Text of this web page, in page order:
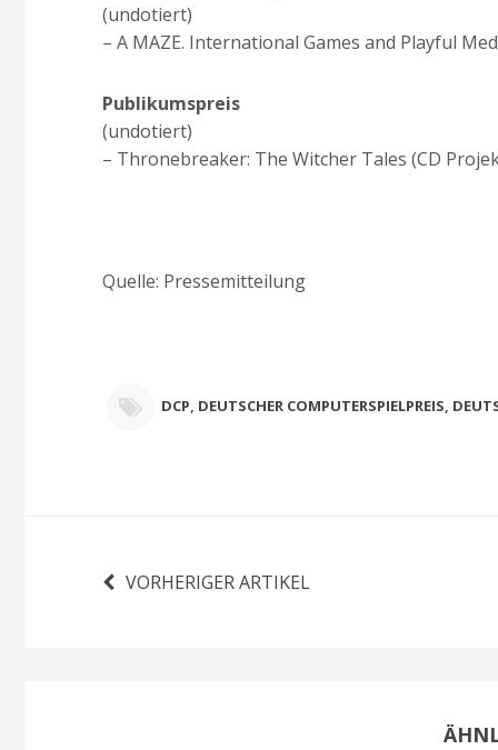
(undotiert)
– A MAZE. International Games and Playful
Publikumspreis
(undotiert)
– Thronebreaker: The Witcher Tales (CD
Quelle: Pressemitteilung
DCP, DEUTSCHER COMPUTERSPIELPREIS,
VORHERIGER ARTIKEL